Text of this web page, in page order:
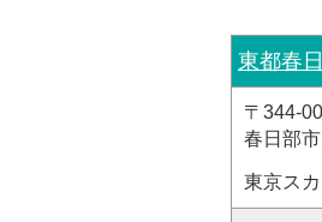
東都春
〒344-
春日部
東京ス